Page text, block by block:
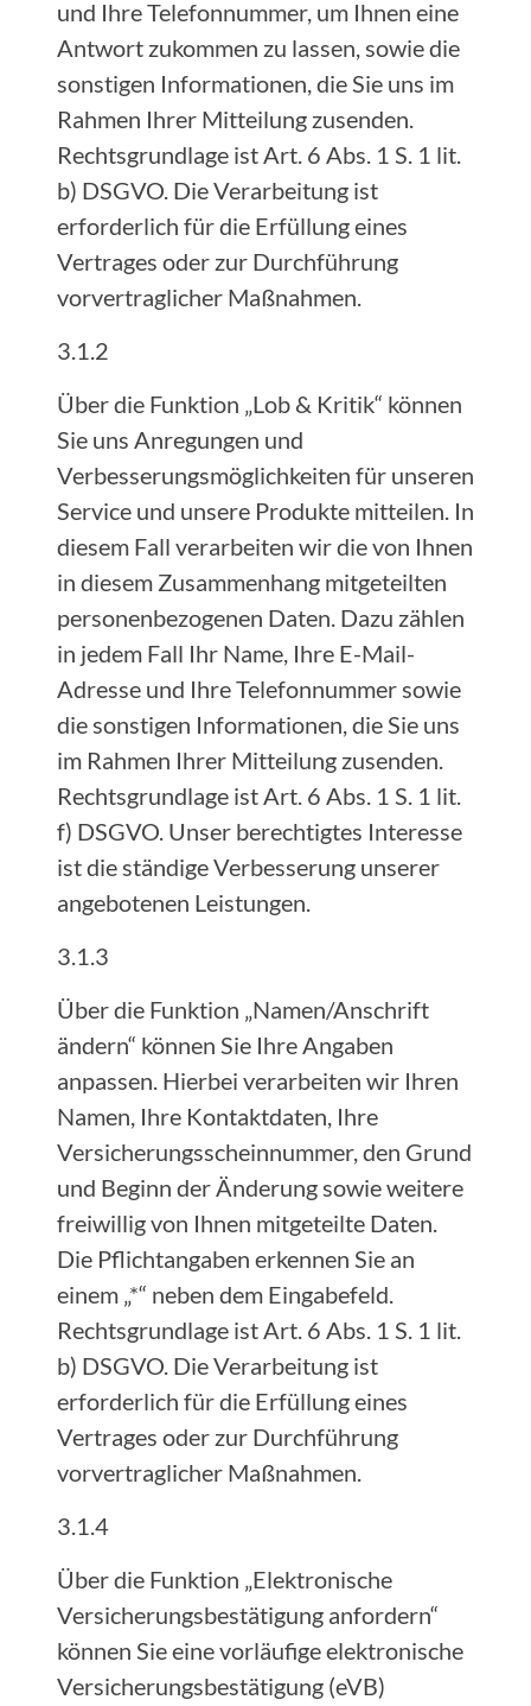
und Ihre Telefonnummer, um Ihnen eine
Antwort zukommen zu lassen, sowie die
sonstigen Informationen, die Sie uns im
Rahmen Ihrer Mitteilung zusenden.
Rechtsgrundlage ist Art. 6 Abs. 1 S. 1 lit.
b) DSGVO. Die Verarbeitung ist
erforderlich für die Erfüllung eines
Vertrages oder zur Durchführung
vorvertraglicher Maßnahmen.
3.1.2
Über die Funktion „Lob & Kritik“ können
Sie uns Anregungen und
Verbesserungsmöglichkeiten für unseren
Service und unsere Produkte mitteilen. In
diesem Fall verarbeiten wir die von Ihnen
in diesem Zusammenhang mitgeteilten
personenbezogenen Daten. Dazu zählen
in jedem Fall Ihr Name, Ihre E-Mail-
Adresse und Ihre Telefonnummer sowie
die sonstigen Informationen, die Sie uns
im Rahmen Ihrer Mitteilung zusenden.
Rechtsgrundlage ist Art. 6 Abs. 1 S. 1 lit.
f) DSGVO. Unser berechtigtes Interesse
ist die ständige Verbesserung unserer
angebotenen Leistungen.
3.1.3
Über die Funktion „Namen/Anschrift
ändern“ können Sie Ihre Angaben
anpassen. Hierbei verarbeiten wir Ihren
Namen, Ihre Kontaktdaten, Ihre
Versicherungsscheinnummer, den Grund
und Beginn der Änderung sowie weitere
freiwillig von Ihnen mitgeteilte Daten.
Die Pflichtangaben erkennen Sie an
einem „*“ neben dem Eingabefeld.
Rechtsgrundlage ist Art. 6 Abs. 1 S. 1 lit.
b) DSGVO. Die Verarbeitung ist
erforderlich für die Erfüllung eines
Vertrages oder zur Durchführung
vorvertraglicher Maßnahmen.
3.1.4
Über die Funktion „Elektronische
Versicherungsbestätigung anfordern“
können Sie eine vorläufige elektronische
Versicherungsbestätigung (eVB)